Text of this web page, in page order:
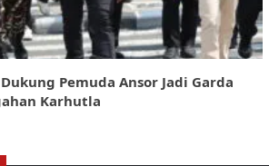
Pemuda Ansor Jadi Garda
Karhutla